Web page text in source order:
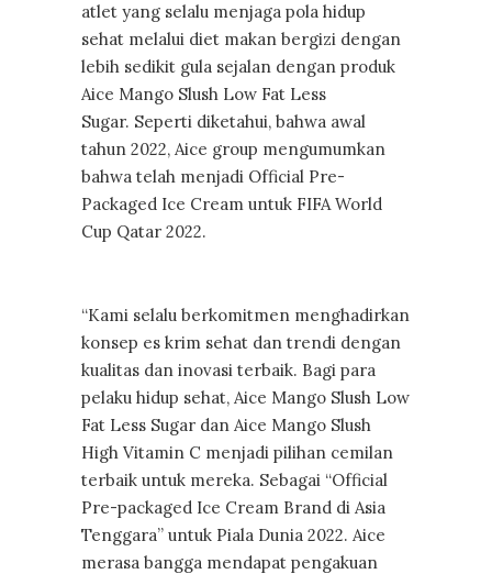
atlet yang selalu menjaga pola hidup
sehat melalui diet makan bergizi dengan
lebih sedikit gula sejalan dengan produk
Aice Mango Slush Low Fat Less
Sugar. Seperti diketahui, bahwa awal
tahun 2022, Aice group mengumumkan
bahwa telah menjadi Official Pre-
Packaged Ice Cream untuk FIFA World
Cup Qatar 2022.
“Kami selalu berkomitmen menghadirkan
konsep es krim sehat dan trendi dengan
kualitas dan inovasi terbaik. Bagi para
pelaku hidup sehat, Aice Mango Slush Low
Fat Less Sugar dan Aice Mango Slush
High Vitamin C menjadi pilihan cemilan
terbaik untuk mereka. Sebagai “Official
Pre-packaged Ice Cream Brand di Asia
Tenggara” untuk Piala Dunia 2022. Aice
merasa bangga mendapat pengakuan